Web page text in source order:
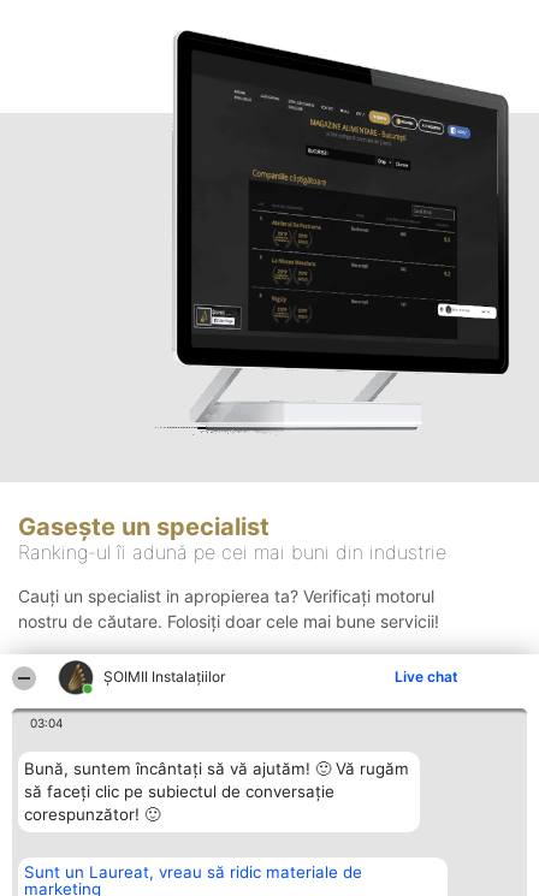
ŞOIMII Instalaţiilor Live chat
03:04
Bună, suntem încântați să vă ajutăm! 🙂 Vă rugăm
să faceți clic pe subiectul de conversație
corespunzător! 🙂
Sunt un Laureat, vreau să ridic materiale de
marketing
Gasește un specialist
Ranking-ul îi adună pe cei mai buni din industrie
Cauți un specialist in apropierea ta? Verificați motorul
nostru de căutare. Folosiți doar cele mai bune servicii!
Organizator Ranking
BRIGHT SOLUTIONS BR SRL
Plebiscyt Contact